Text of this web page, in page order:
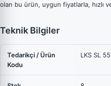
olan bu ürün, uygun fiyatlarla, hızlı
Teknik Bilgiler
Tedarikçi / Ürün
Kodu
LKS SL